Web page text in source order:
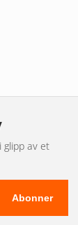
glipp av et
Abonner